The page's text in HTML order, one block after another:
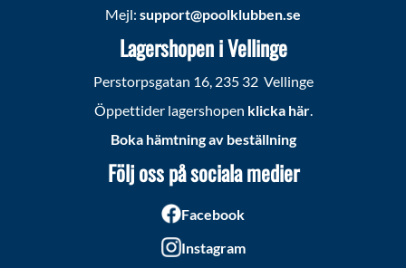
Mejl: support@poolklubben.se
Lagershopen i Vellinge
Perstorpsgatan 16, 235 32 Vellinge
Öppettider lagershopen klicka här.
Boka hämtning av beställning
Följ oss på sociala medier
Facebook
Instagram